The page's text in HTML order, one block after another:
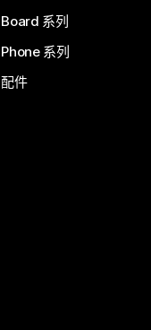
Board 系列
Phone 系列
配件